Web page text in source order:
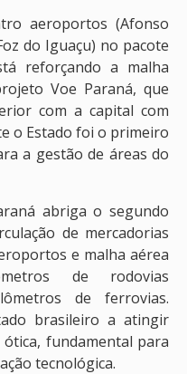
aeroportos (Afonso
do Iguaçu) no pacote
reforçando a malha
Voe Paraná, que
com a capital com
o Estado foi o primeiro
a gestão de áreas do
abriga o segundo
de mercadorias
e malha aérea
de rodovias
de ferrovias.
brasileiro a atingir
fundamental para
tecnológica.